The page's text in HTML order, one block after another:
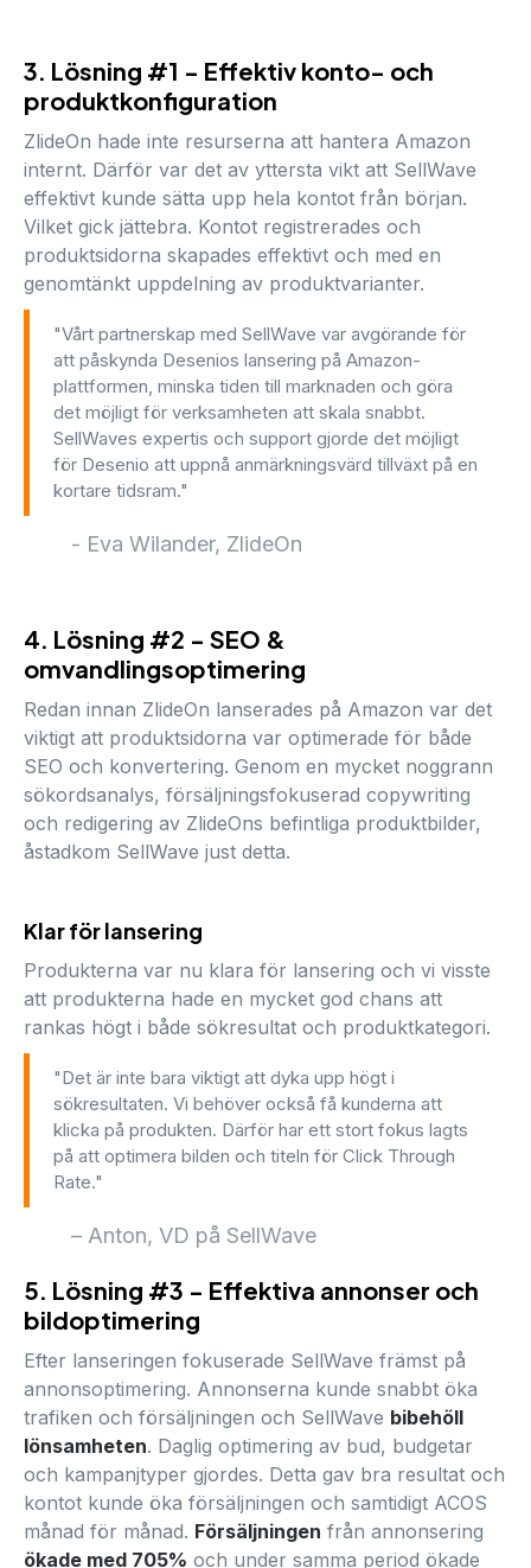
3. Lösning #1 - Effektiv konto- och
produktkonfiguration
ZlideOn hade inte resurserna att hantera Amazon
internt. Därför var det av yttersta vikt att SellWave
effektivt kunde sätta upp hela kontot från början.
Vilket gick jättebra. Kontot registrerades och
produktsidorna skapades effektivt och med en
genomtänkt uppdelning av produktvarianter.
"Vårt partnerskap med SellWave var avgörande för
att påskynda Desenios lansering på Amazon-
plattformen, minska tiden till marknaden och göra
det möjligt för verksamheten att skala snabbt.
SellWaves expertis och support gjorde det möjligt
för Desenio att uppnå anmärkningsvärd tillväxt på en
kortare tidsram."
- Eva Wilander, ZlideOn
4. Lösning #2 - SEO &
omvandlingsoptimering
Redan innan ZlideOn lanserades på Amazon var det
viktigt att produktsidorna var optimerade för både
SEO och konvertering. Genom en mycket noggrann
sökordsanalys, försäljningsfokuserad copywriting
och redigering av ZlideOns befintliga produktbilder,
åstadkom SellWave just detta.
Klar för lansering
Produkterna var nu klara för lansering och vi visste
att produkterna hade en mycket god chans att
rankas högt i både sökresultat och produktkategori.
"Det är inte bara viktigt att dyka upp högt i
sökresultaten. Vi behöver också få kunderna att
klicka på produkten. Därför har ett stort fokus lagts
på att optimera bilden och titeln för Click Through
Rate."
– Anton, VD på SellWave
5. Lösning #3 - Effektiva annonser och
bildoptimering
Efter lanseringen fokuserade SellWave främst på
annonsoptimering. Annonserna kunde snabbt öka
trafiken och försäljningen och SellWave bibehöll
lönsamheten. Daglig optimering av bud, budgetar
och kampanjtyper gjordes. Detta gav bra resultat och
kontot kunde öka försäljningen och samtidigt ACOS
månad för månad. Försäljningen från annonsering
ökade med 705% och under samma period ökade